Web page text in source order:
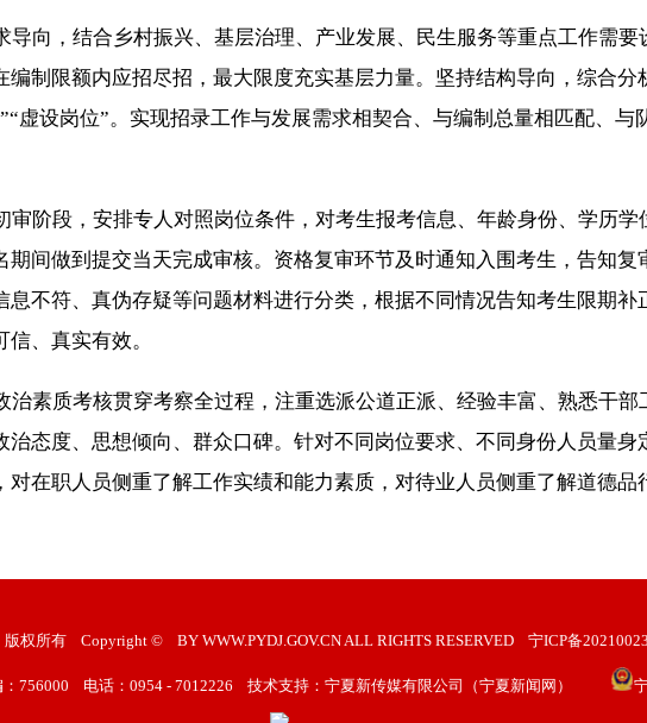
导向，结合乡村振兴、基层治理、产业发展、民生服务等重点工作需
制限额内应招尽招，最大限度充实基层力量。坚持结构导向，综合
虚设岗位”。实现招录工作与发展需求相契合、与编制总量相匹配、
审阶段，安排专人对照岗位条件，对考生报考信息、年龄身份、学历
间做到提交当天完成审核。资格复审环节及时通知入围考生，告知
不符、真伪存疑等问题材料进行分类，根据不同情况告知考生限期
、真实有效。
治素质考核贯穿考察全过程，注重选派公道正派、经验丰富、熟悉干
态度、思想倾向、群众口碑。针对不同岗位要求、不同身份人员量
在职人员侧重了解工作实绩和能力素质，对待业人员侧重了解道德
版权所有 Copyright © BY WWW.PYDJ.GOV.CN ALL RIGHTS RESERVED 宁ICP备
756000 电话：0954 - 7012226 技术支持：宁夏新传媒有限公司（宁夏新闻网）